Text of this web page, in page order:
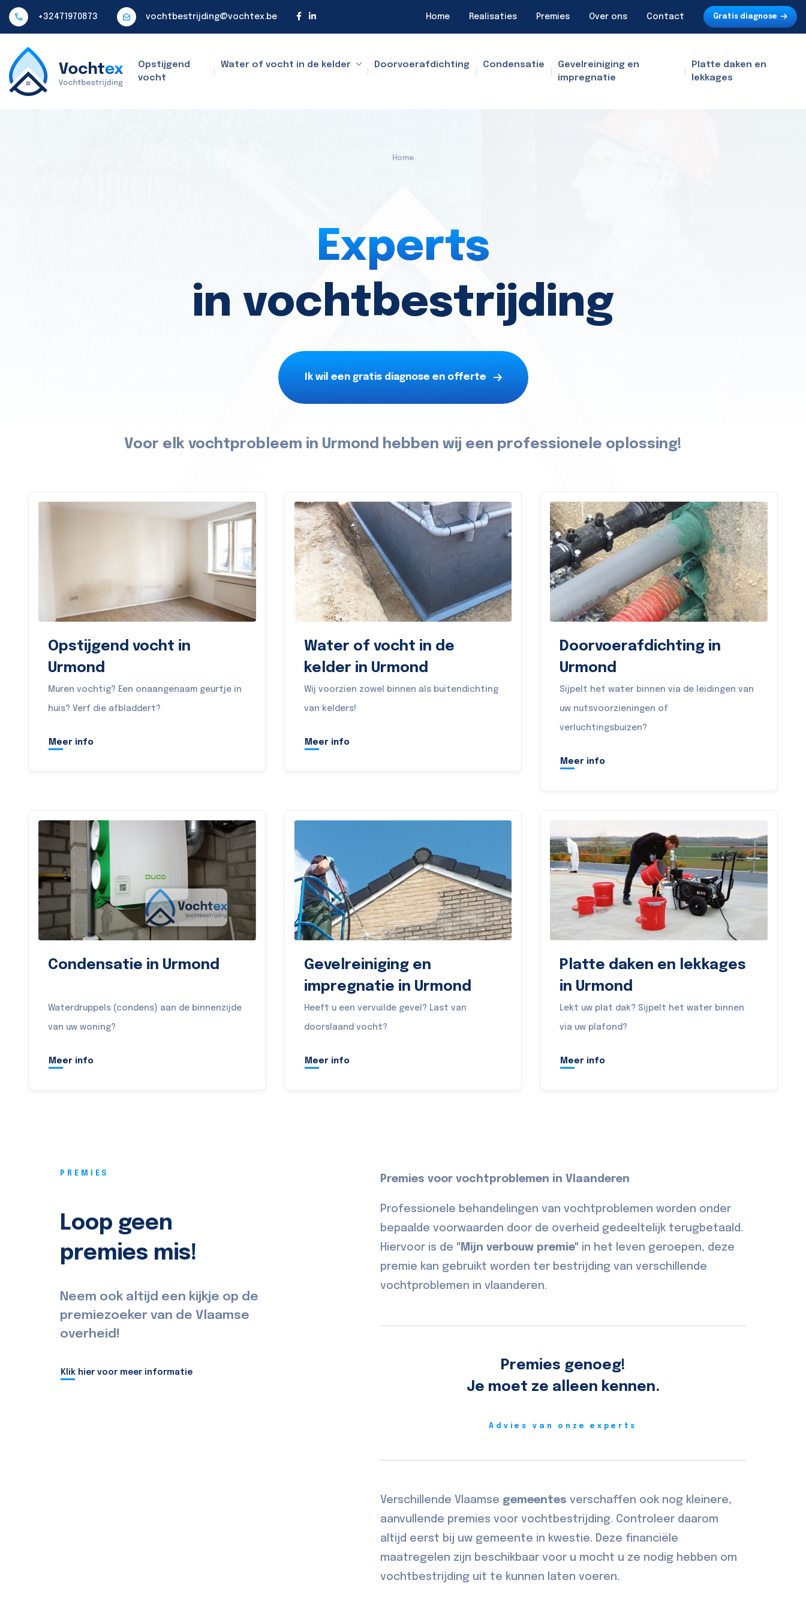
+32471970873 vochtbestrijding@vochtex.be Home Realisaties Premies Over ons Contact Gratis diagnose
Opstijgend
vocht
Water of vocht in de kelder Doorvoerafdichting Condensatie
Gevelreiniging en
impregnatie
Platte daken en
lekkages
Home
Experts
in vochtbestrijding
Ik wil een gratis diagnose en offerte
Voor elk vochtprobleem in Urmond hebben wij een professionele oplossing!
Opstijgend vocht in
Urmond
Muren vochtig? Een onaangenaam geurtje in
huis? Verf die afbladdert?
Meer info
Water of vocht in de
kelder in Urmond
Wij voorzien zowel binnen als buitendichting
van kelders!
Meer info
Doorvoerafdichting in
Urmond
Sijpelt het water binnen via de leidingen van
uw nutsvoorzieningen of
verluchtingsbuizen?
Meer info
Condensatie in Urmond
Waterdruppels (condens) aan de binnenzijde
van uw woning?
Meer info
Gevelreiniging en
impregnatie in Urmond
Heeft u een vervuilde gevel? Last van
doorslaand vocht?
Meer info
Platte daken en lekkages
in Urmond
Lekt uw plat dak? Sijpelt het water binnen
via uw plafond?
Meer info
PREMIES
Loop geen
premies mis!
Neem ook altijd een kijkje op de
premiezoeker van de Vlaamse
overheid!
Klik hier voor meer informatie
Premies voor vochtproblemen in Vlaanderen
Professionele behandelingen van vochtproblemen worden onder
bepaalde voorwaarden door de overheid gedeeltelijk terugbetaald.
Hiervoor is de "Mijn verbouw premie" in het leven geroepen, deze
premie kan gebruikt worden ter bestrijding van verschillende
vochtproblemen in vlaanderen.
Premies genoeg!
Je moet ze alleen kennen.
Advies van onze experts
Verschillende Vlaamse gemeentes verschaffen ook nog kleinere,
aanvullende premies voor vochtbestrijding. Controleer daarom
altijd eerst bij uw gemeente in kwestie. Deze financiële
maatregelen zijn beschikbaar voor u mocht u ze nodig hebben om
vochtbestrijding uit te kunnen laten voeren.